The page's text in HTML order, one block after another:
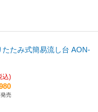
たたみ式簡易流し台 AON-
込)
売